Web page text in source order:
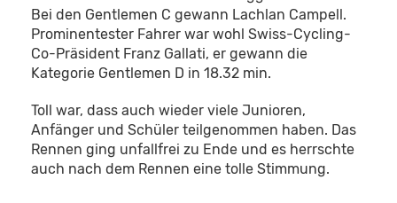
Bei den Gentlemen C gewann Lachlan Campell.
Prominentester Fahrer war wohl Swiss-Cycling-
Co-Präsident Franz Gallati, er gewann die
Kategorie Gentlemen D in 18.32 min.
Toll war, dass auch wieder viele Junioren,
Anfänger und Schüler teilgenommen haben. Das
Rennen ging unfallfrei zu Ende und es herrschte
auch nach dem Rennen eine tolle Stimmung.